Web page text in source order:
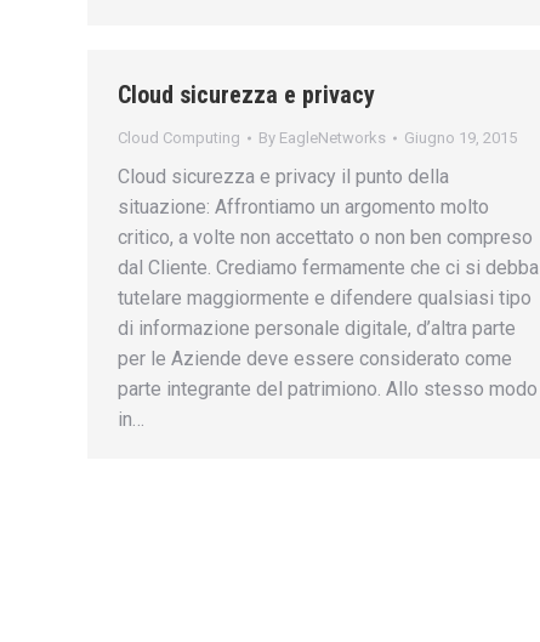
Cloud sicurezza e privacy
Cloud Computing By EagleNetworks Giugno 19, 2015
Cloud sicurezza e privacy il punto della
situazione: Affrontiamo un argomento molto
critico, a volte non accettato o non ben compreso
dal Cliente. Crediamo fermamente che ci si debba
tutelare maggiormente e difendere qualsiasi tipo
di informazione personale digitale, d’altra parte
per le Aziende deve essere considerato come
parte integrante del patrimiono. Allo stesso modo
in…